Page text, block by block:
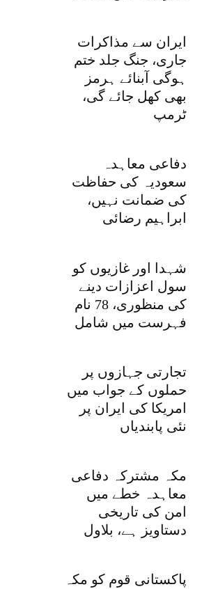
ایران سے مذاکرات
جاری، جنگ جلد ختم
ہوگی آبنائے ہرمز
بھی کھل جائے گی،
ٹرمپ
دفاعی معاہدہ
سعودیہ کی حفاظت
کی ضمانت نہیں،
ابراہیم رضائی
شہدا اور غازیوں کو
سول اعزازات دینے
کی منظوری، 78 نام
فہرست میں شامل
تجارتی جہازوں پر
حملوں کے جواب میں
امریکا کی ایران پر
نئی پابندیاں
مکہ مشترکہ دفاعی
معاہدہ خطے میں
امن کی تاریخی
دستاویز ہے، بلاول
پاکستانی قوم کو مکہ